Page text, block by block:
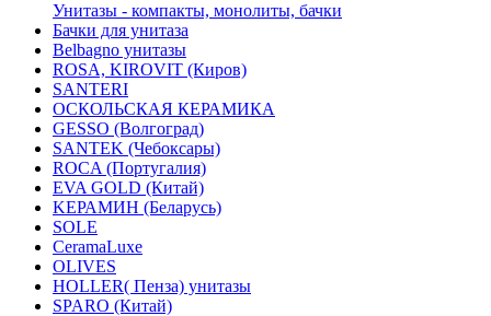
Унитазы - компакты, монолиты, бачки
Бачки для унитаза
Belbagno унитазы
ROSA, KIROVIT (Киров)
SANTERI
ОСКОЛЬСКАЯ КЕРАМИКА
GESSO (Волгоград)
SANTEK (Чебоксары)
ROCA (Португалия)
EVA GOLD (Китай)
KЕРАМИН (Беларусь)
SOLE
CeramaLuxe
OLIVES
HOLLER( Пенза) унитазы
SPARO (Китай)